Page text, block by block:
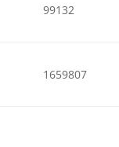
99132
1659807